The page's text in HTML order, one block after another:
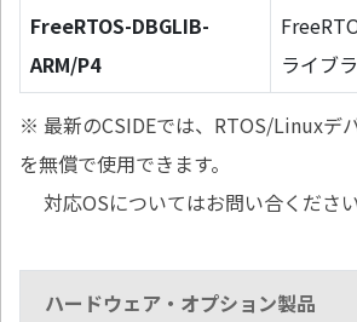
FreeRTOS-DBGLIB-
ARM/P4
ライブ
※ 最新のCSIDEでは、RTOS/Linuxデ
を無償で使用できます。
対応OSについてはお問い合ください
ハードウェア・オプション製品